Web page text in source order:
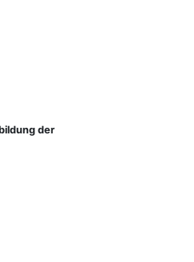
der